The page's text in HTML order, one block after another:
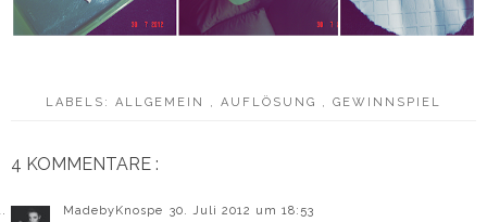
LABELS: ALLGEMEIN , AUFLÖSUNG , GEWINNSPIEL
4 KOMMENTARE :
MadebyKnospe 30. Juli 2012 um 18:53